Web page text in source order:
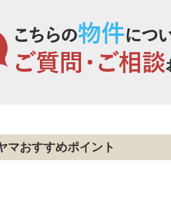
マおすすめポイント